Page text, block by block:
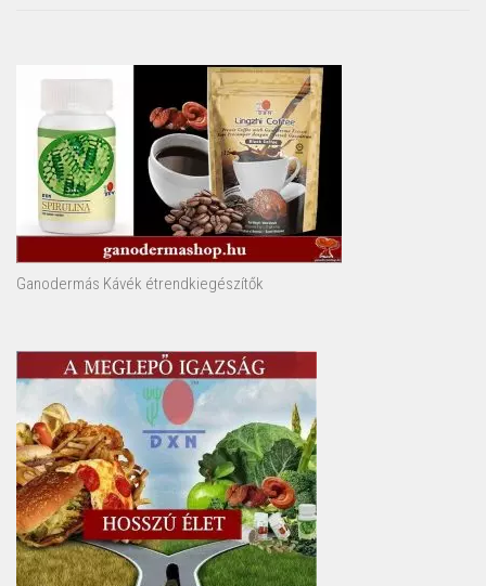
Ganodermás Kávék étrendkiegészítők